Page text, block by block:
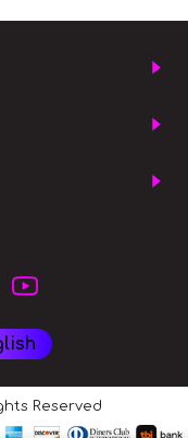
Reserved